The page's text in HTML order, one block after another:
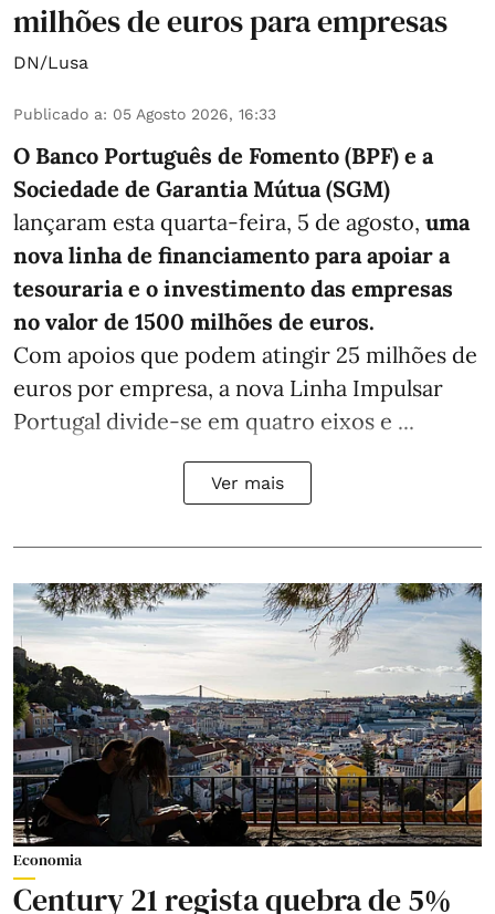
milhões de euros para empresas
DN/Lusa
Publicado a: 05 Agosto 2026, 16:33
O Banco Português de Fomento (BPF) e a
Sociedade de Garantia Mútua (SGM)
lançaram esta quarta-feira, 5 de agosto, uma
nova linha de financiamento para apoiar a
tesouraria e o investimento das empresas
no valor de 1500 milhões de euros.
Com apoios que podem atingir 25 milhões de
euros por empresa, a nova Linha Impulsar
Portugal divide-se em quatro eixos e ...
Ver mais
Economia
Century 21 regista quebra de 5%